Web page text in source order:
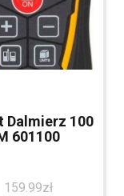
Dalmierz 100
601100
159.99zł